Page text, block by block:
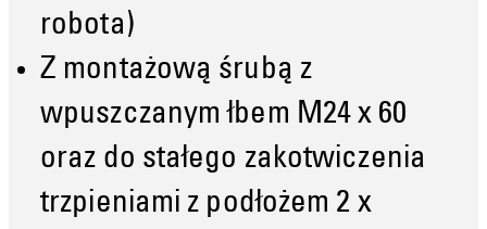
robota)
Z montażową śrubą z
wpuszczanym łbem M24 x 60
oraz do stałego zakotwiczenia
trzpieniami z podłożem 2 x